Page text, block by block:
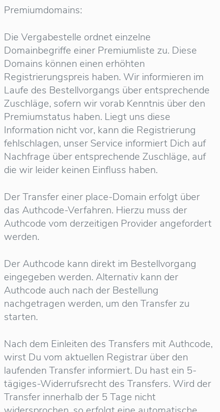
Premiumdomains:
Die Vergabestelle ordnet einzelne
Domainbegriffe einer Premiumliste zu. Diese
Domains können einen erhöhten
Registrierungspreis haben. Wir informieren im
Laufe des Bestellvorgangs über entsprechende
Zuschläge, sofern wir vorab Kenntnis über den
Premiumstatus haben. Liegt uns diese
Information nicht vor, kann die Registrierung
fehlschlagen, unser Service informiert Dich auf
Nachfrage über entsprechende Zuschläge, auf
die wir leider keinen Einfluss haben.
Der Transfer einer place-Domain erfolgt über
das Authcode-Verfahren. Hierzu muss der
Authcode vom derzeitigen Provider angefordert
werden.
Der Authcode kann direkt im Bestellvorgang
eingegeben werden. Alternativ kann der
Authcode auch nach der Bestellung
nachgetragen werden, um den Transfer zu
starten.
Nach dem Einleiten des Transfers mit Authcode,
wirst Du vom aktuellen Registrar über den
laufenden Transfer informiert. Du hast ein 5-
tägiges-Widerrufsrecht des Transfers. Wird der
Transfer innerhalb der 5 Tage nicht